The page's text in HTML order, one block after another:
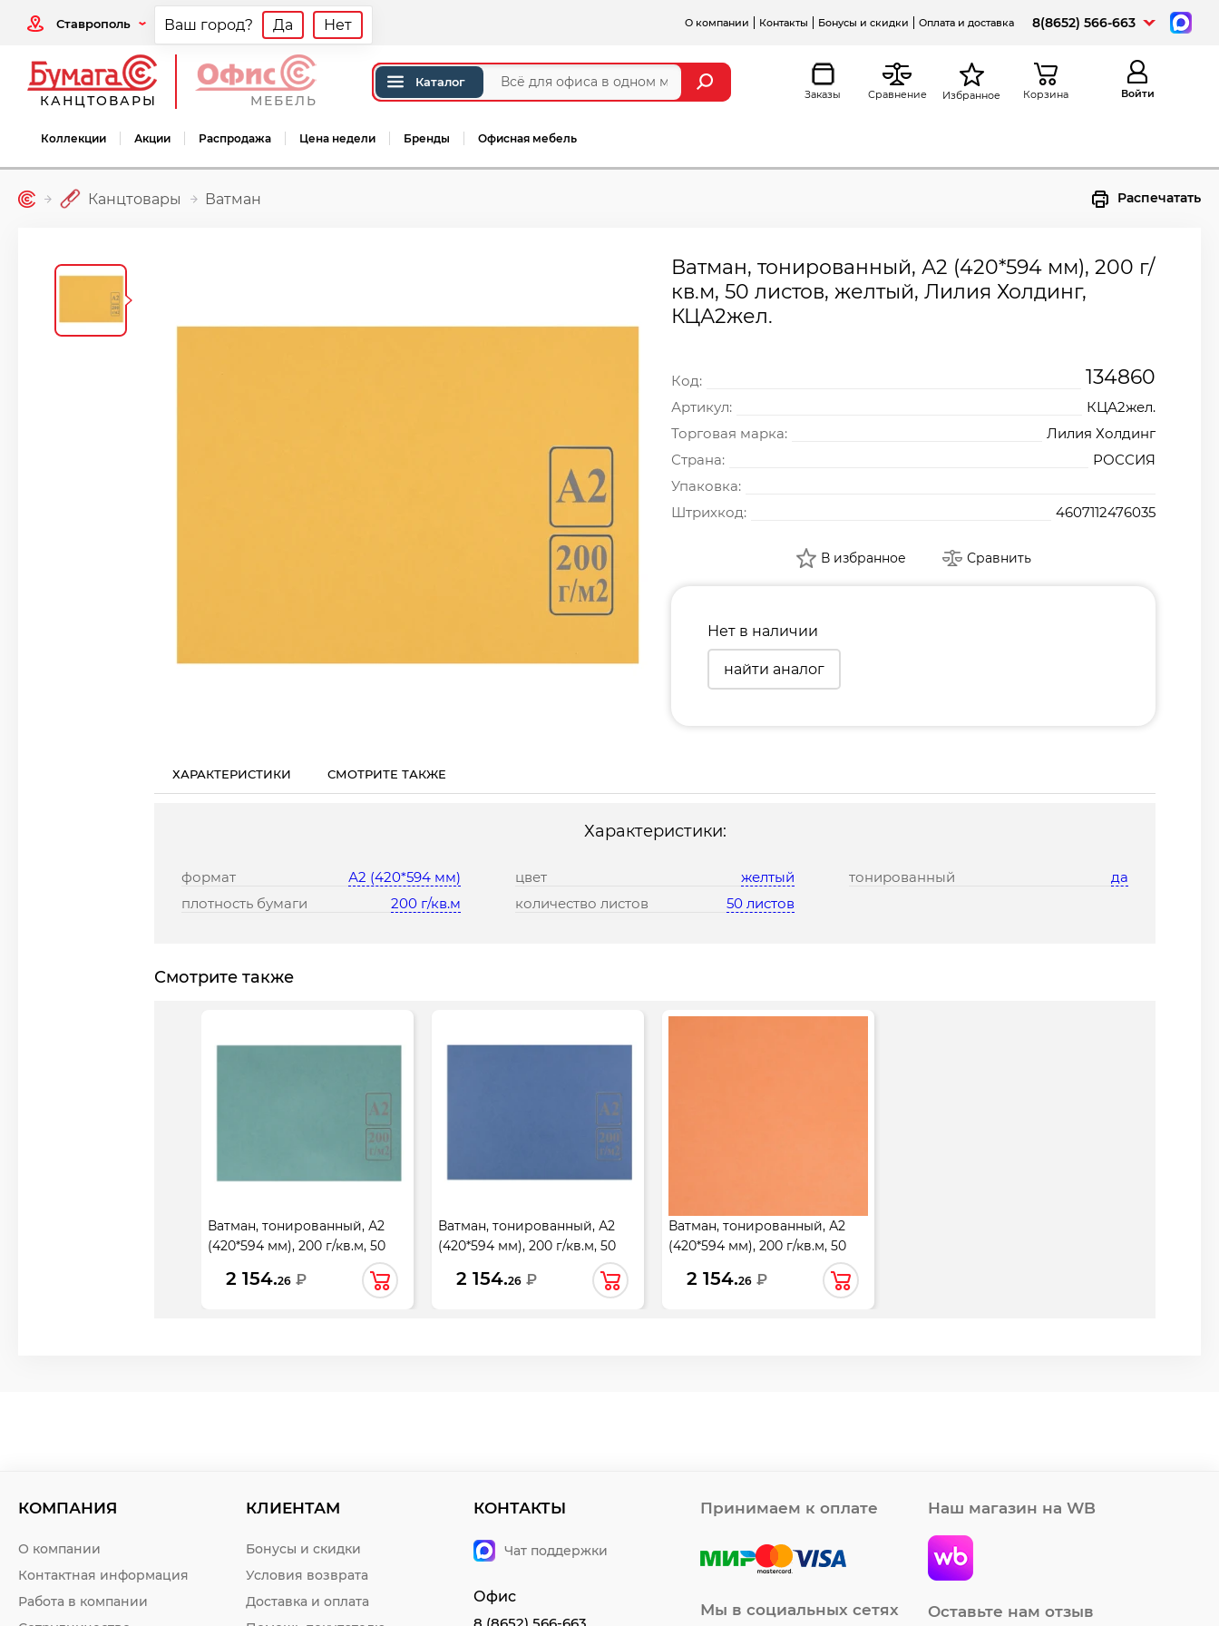
Ставрополь Ваш город? Да Нет О компании Контакты Бонусы и скидки Оплата и доставка 8(8652) 566-663
КАНЦТОВАРЫ МЕБЕЛЬ
Каталог
Заказы Сравнение Избранное Корзина Войти
Коллекции Акции Распродажа Цена недели Бренды Офисная мебель
Канцтовары Ватман Распечатать
Ватман, тонированный, А2 (420*594 мм), 200 г/
кв.м, 50 листов, желтый, Лилия Холдинг,
КЦА2жел.
Код: 134860
Артикул:
КЦА2жел.
Торговая марка:
Лилия Холдинг
Страна:
РОССИЯ
Упаковка:
Штрихкод:
4607112476035
В избранное Сравнить
Нет в наличии
найти аналог
ХАРАКТЕРИСТИКИ СМОТРИТЕ ТАКЖЕ
Характеристики:
формат
А2 (420*594 мм)
плотность бумаги
200 г/кв.м
цвет
желтый
количество листов
50 листов
тонированный да
Смотрите также
Ватман, тонированный, А2
(420*594 мм), 200 г/кв.м, 50
листов, зеленый, Лилия
Холдинг, КЦА2зел.
2 154.26 ₽
Ватман, тонированный, А2
(420*594 мм), 200 г/кв.м, 50
Холдинг, КЦА2син.
2 154.26 ₽
Ватман, тонированный, А2
(420*594 мм), 200 г/кв.м, 50
листов, оранжевый, Лилия
Холдинг, КЦ-7779
2 154.26 ₽
КОМПАНИЯ
О компании
Контактная информация
Работа в компании
КЛИЕНТАМ
Бонусы и скидки
Условия возврата
Доставка и оплата
КОНТАКТЫ
Чат поддержки
Офис
Принимаем к оплате
Мы в социальных сетях
Наш магазин на WB
Оставьте нам отзыв